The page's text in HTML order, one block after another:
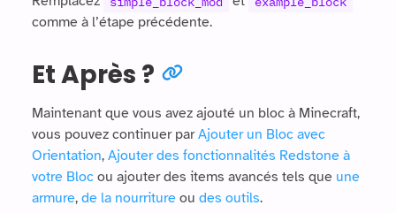
comme à l’étape précédente.
Et Après ?
Maintenant que vous avez ajouté un bloc à Minecraft,
vous pouvez continuer parAjouter un Bloc avec
Orientation, Ajouter des fonctionnalités Redstone à
votre Bloc ou ajouter des items avancés tels que une
armure, de la nourriture ou des outils.